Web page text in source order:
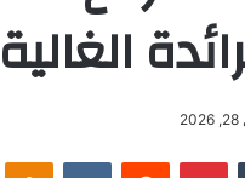
الغالية
بينتيريست